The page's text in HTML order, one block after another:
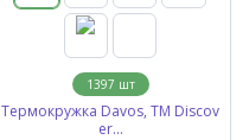
1397 шт
Термокружка Davos, ТМ Discov
er...